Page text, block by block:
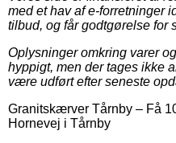
med et hav af e-forretninger
tilbud, og får godtgørelse for
Oplysninger omkring varer
hyppigt, men der tages ikke
være udført efter seneste
Granitskærver Tårnby – Få
Hornevej i Tårnby